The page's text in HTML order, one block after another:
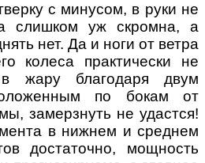
с минусом, в руки не
слишком уж скромна, а
нет. Да и ноги от ветра
колеса практически не
жару благодаря двум
по бокам от
замерзнуть не удастся!
в нижнем и среднем
достаточно, мощность